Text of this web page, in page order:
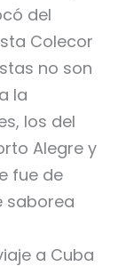
del
Colecor
no son
la
los del
Alegre y
fue de
saborea
a Cuba